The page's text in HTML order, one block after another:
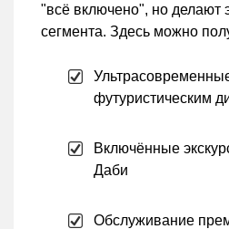
"всё включено", но делают
сегмента. Здесь можно
футуристическим
Включённые
Даби
Обслуживание